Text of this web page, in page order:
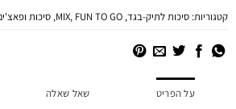
קטגוריות:סיכות לתיק-בגד,
MIX ,FUN TO GO
,סיכות ופאצ'ים
על הפריט שאל שאלה